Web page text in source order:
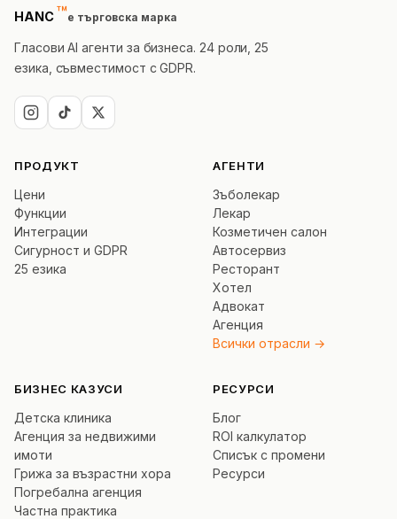
HANC™
trademarkе търговска марка
Гласови AI агенти за бизнеса. 24 роли, 25
езика, съвместимост с GDPR.
ПРОДУКТ
Цени
Функции
Интеграции
Сигурност и GDPR
25 езика
АГЕНТИ
Зъболекар
Лекар
Козметичен салон
Автосервиз
Ресторант
Хотел
Адвокат
Агенция
Всички отрасли →
БИЗНЕС КАЗУСИ
Детска клиника
Агенция за недвижими
имоти
Грижа за възрастни хора
Погребална агенция
Частна практика
РЕСУРСИ
Блог
ROI калкулатор
Списък с промени
Ресурси